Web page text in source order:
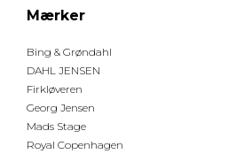
Mærker
Bing & Grøndahl
DAHL JENSEN
Firkløveren
Georg Jensen
Mads Stage
Royal Copenhagen